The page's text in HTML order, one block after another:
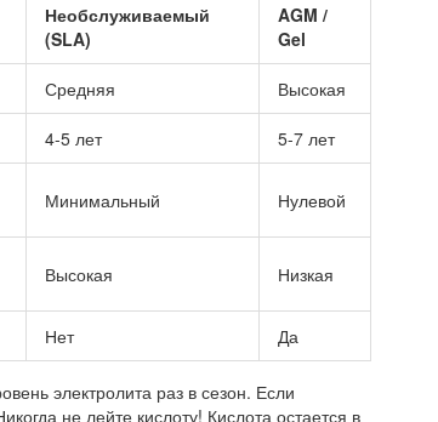
Необслуживаемый
(SLA)
AGM /
Gel
Средняя Высокая
4-5 лет 5-7 лет
Минимальный Нулевой
Высокая Низкая
Нет Да
электролита раз в сезон. Если
не лейте кислоту! Кислота остается в